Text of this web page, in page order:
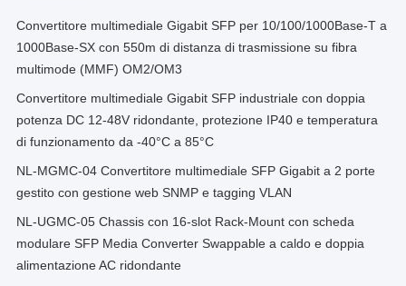
Convertitore multimediale Gigabit SFP per 10/100/1000Base-T a
1000Base-SX con 550m di distanza di trasmissione su fibra
multimode (MMF) OM2/OM3
Convertitore multimediale Gigabit SFP industriale con doppia
potenza DC 12-48V ridondante, protezione IP40 e temperatura
di funzionamento da -40°C a 85°C
NL-MGMC-04 Convertitore multimediale SFP Gigabit a 2 porte
gestito con gestione web SNMP e tagging VLAN
NL-UGMC-05 Chassis con 16-slot Rack-Mount con scheda
modulare SFP Media Converter Swappable a caldo e doppia
alimentazione AC ridondante